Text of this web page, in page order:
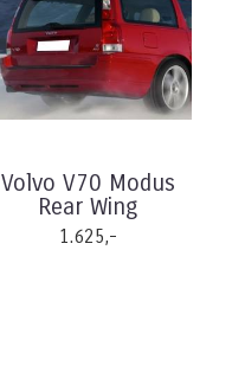
Volvo V70 Modus
Rear Wing
1.625,-